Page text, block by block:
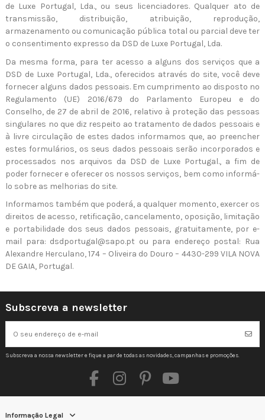
de Luxe Portugal, Lda., ou seus licenciadores. Qualquer ato de
transmissão, distribuição, atribuição, reprodução,
armazenamento ou comunicação pública total ou parcial deve ter
o consentimento expresso da DSD de Luxe Portugal, Lda.
Da mesma forma, para ter acesso a alguns dos serviços que a
DSD de Luxe Portugal, Lda., oferecidos através do site, você deve
fornecer alguns dados pessoais. Em cumprimento ao disposto no
Regulamento (UE) 2016/679 do Parlamento Europeu e do
Conselho, de 27 de abril de 2016, relativo à proteção das pessoas
singulares no que diz respeito ao tratamento de dados pessoais e
à livre circulação de estes dados informamos que, ao preencher
estes formulários, os seus dados pessoais serão incorporados e
processados ​​nos arquivos da DSD de Luxe Portugal., a fim de
poder fornecer e oferecer os nossos serviços, bem como informá-
lo sobre as melhorias do site.
Informamos também que poderá, a qualquer momento, exercer os
direitos de acesso, retificação, cancelamento, oposição, limitação
e portabilidade dos seus dados pessoais, gratuitamente, por e-
mail para: dsdportugal@sapo.pt ou para endereço postal: Rua
Alexandre Herculano, 174 – Oliveira do Douro – 4430-299 VILA NOVA
DE GAIA, Portugal.
Subscreva a newsletter
Subscreva a nossa newsletter e fique a par de todas as novidades, campanhas e promoções.
Informação Legal